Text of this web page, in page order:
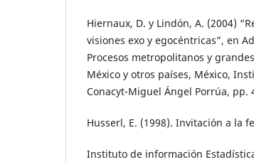
Hiernaux, D. y Lindón, A. (2004)
visiones exo y egocéntricas”, en
Procesos metropolitanos y
México y otros países, México,
Conacyt-Miguel Ángel Porrúa, pp.
Husserl, E. (1998). Invitación a la
Instituto de información